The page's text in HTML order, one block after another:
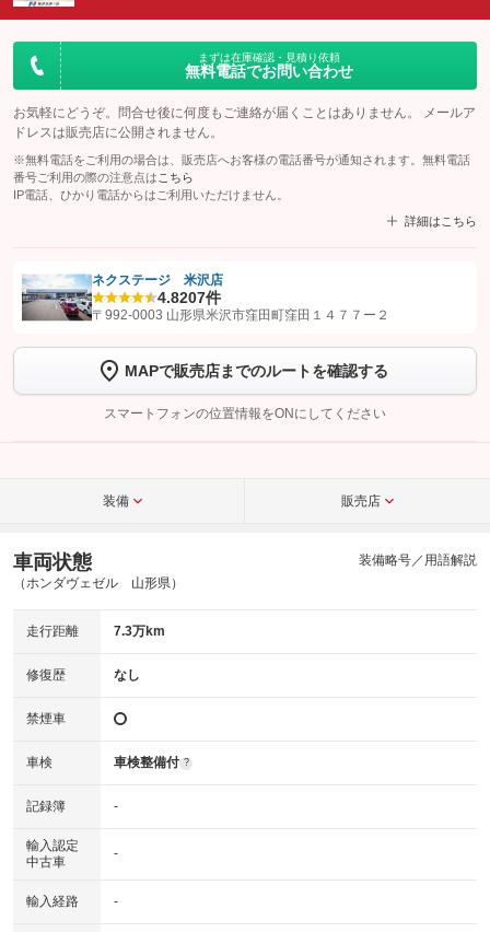
まずは在庫確認・見積り依頼
無料電話でお問い合わせ
お気軽にどうぞ。問合せ後に何度もご連絡が届くことはありません。 メールア
ドレスは販売店に公開されません。
※無料電話をご利用の場合は、販売店へお客様の電話番号が通知されます。無料電話
番号ご利用の際の注意点は こちら
IP電話、ひかり電話からはご利用いただけません。
詳細はこちら
【STEP1】認証画面でグーネットを友だち追加してから「許可する」ボタンを押
トーク画面で
ボタンをタップして問い合わせを
完了してください。
こちら
ネクステージ 米沢店
4.8207件
〒992-0003 山形県米沢市窪田町窪田１４７７ー２
MAPで販売店までのルートを確認する
スマートフォンの位置情報をONにしてください
装備 販売店
車両状態
（ホンダヴェゼル 山形県）
装備略号／用語解説
走行距離 7.3万km
修復歴 なし
禁煙車
車検 車検整備付 ?
記録簿 -
輸入認定
中古車
-
輸入経路 -